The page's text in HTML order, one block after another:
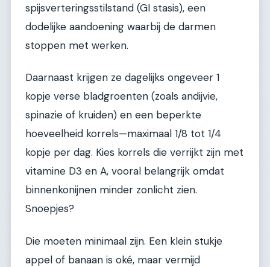
spijsverteringsstilstand (GI stasis), een
dodelijke aandoening waarbij de darmen
stoppen met werken.
Daarnaast krijgen ze dagelijks ongeveer 1
kopje verse bladgroenten (zoals andijvie,
spinazie of kruiden) en een beperkte
hoeveelheid korrels—maximaal 1/8 tot 1/4
kopje per dag. Kies korrels die verrijkt zijn met
vitamine D3 en A, vooral belangrijk omdat
binnenkonijnen minder zonlicht zien.
Snoepjes?
Die moeten minimaal zijn. Een klein stukje
appel of banaan is oké, maar vermijd